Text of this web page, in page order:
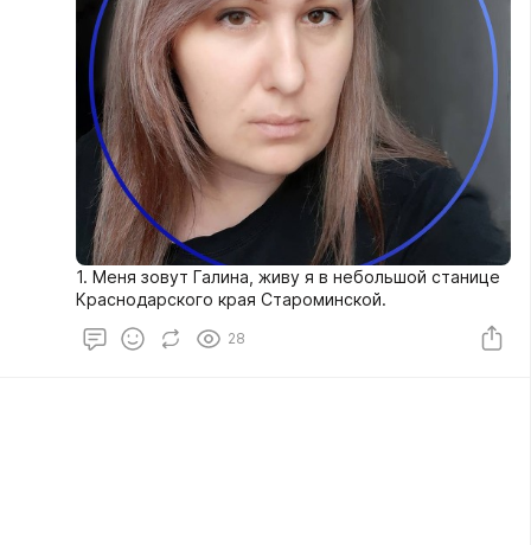
1. Меня зовут Галина, живу я в небольшой станице
Краснодарского края Староминской.
28